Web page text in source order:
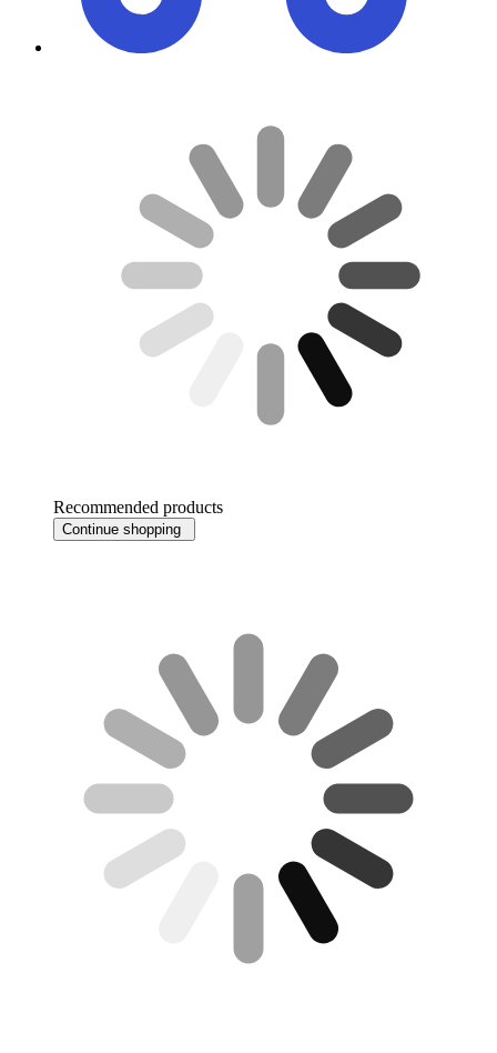
Recommended products
Continue shopping